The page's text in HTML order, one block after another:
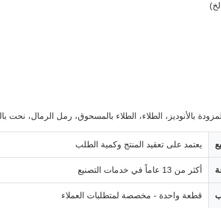
المزودة بالأنوديز، الطلاء، الطلاء بالمسحوق، رمل الرمال،
يعتمد على تعقيد المنتج وكمية الطلب
أكثر من 13 عاماً في خدمات التصنيع
قطعة واحدة - مخصصة لمتطلبات العملاء